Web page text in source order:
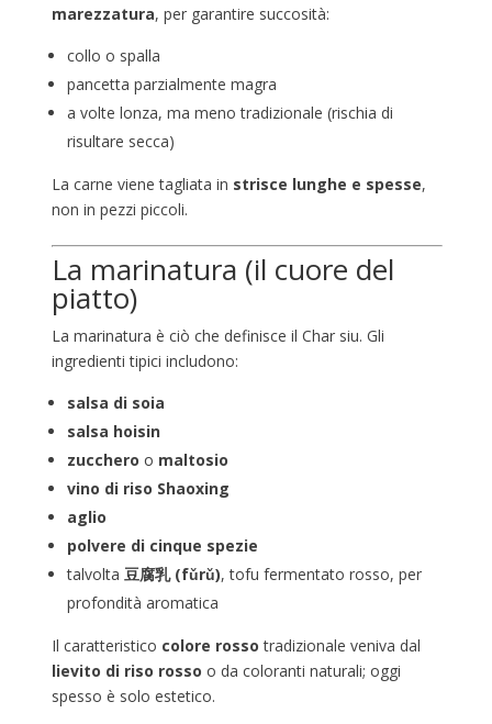
marezzatura, per garantire succosità:
collo o spalla
pancetta parzialmente magra
a volte lonza, ma meno tradizionale (rischia di
risultare secca)
La carne viene tagliata in strisce lunghe e spesse,
non in pezzi piccoli.
La marinatura (il cuore del
piatto)
La marinatura è ciò che definisce il Char siu. Gli
ingredienti tipici includono:
salsa di soia
salsa hoisin
zucchero o maltosio
vino di riso Shaoxing
aglio
polvere di cinque spezie
talvolta 豆腐乳 (fǔrǔ), tofu fermentato rosso, per
profondità aromatica
Il caratteristico colore rosso tradizionale veniva dal
lievito di riso rosso o da coloranti naturali; oggi
spesso è solo estetico.